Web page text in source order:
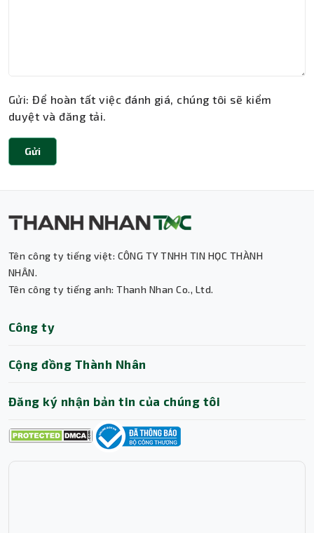
Gửi: Để hoàn tất việc đánh giá, chúng tôi sẽ kiểm
duyệt và đăng tải.
Gửi
Tên công ty tiếng việt: CÔNG TY TNHH TIN HỌC THÀNH
NHÂN.
Tên công ty tiếng anh: Thanh Nhan Co., Ltd.
Công ty
Cộng đồng Thành Nhân
Đăng ký nhận bản tin của chúng tôi
Trợ lý AI • Phản hồi tức thì